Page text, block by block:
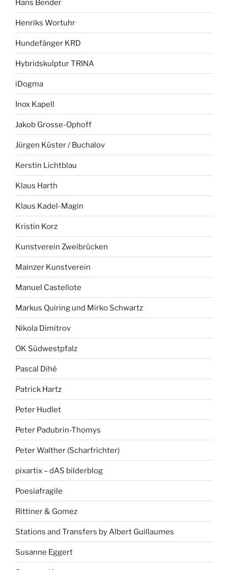
Hans Bender
Henriks Wortuhr
Hundefänger KRD
Hybridskulptur TRINA
iDogma
Inox Kapell
Jakob Grosse-Ophoff
Jürgen Küster / Buchalov
Kerstin Lichtblau
Klaus Harth
Klaus Kadel-Magin
Kristin Korz
Kunstverein Zweibrücken
Mainzer Kunstverein
Manuel Castellote
Markus Quiring und Mirko Schwartz
Nikola Dimitrov
OK Südwestpfalz
Pascal Dihé
Patrick Hartz
Peter Hudlet
Peter Padubrin-Thomys
Peter Walther (Scharfrichter)
pixartix – dAS bilderblog
Poesiafragile
Rittiner & Gomez
Stations and Transfers by Albert Guillaumes
Susanne Eggert